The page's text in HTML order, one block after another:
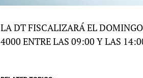
LA DT FISCALIZARÁ EL
4000 ENTRE LAS 09:00 Y LAS